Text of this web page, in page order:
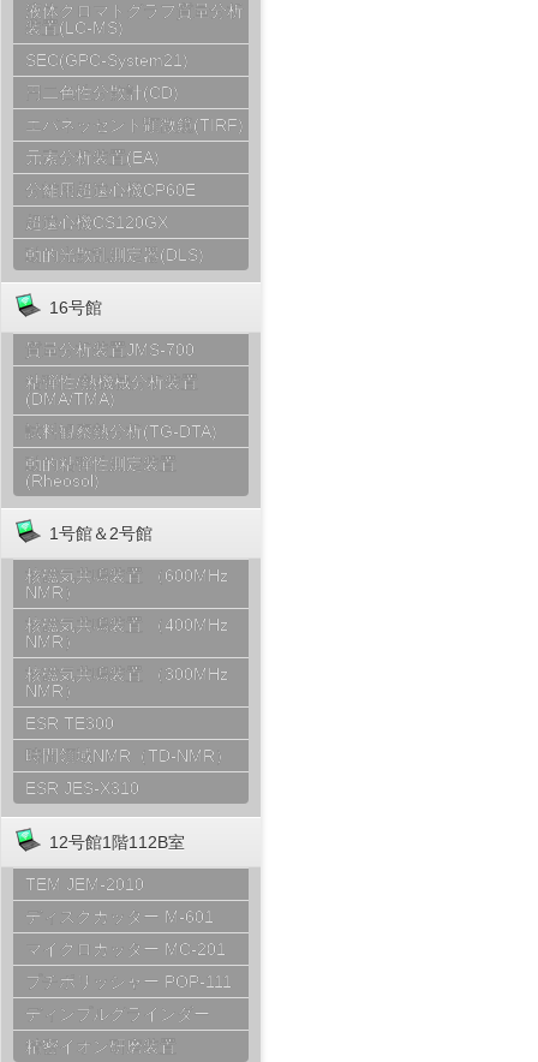
液体クロマトグラフ質量分析
装置(LC-MS)
SEC(GPC-System21)
円二色性分散計(CD)
エバネッセント顕微鏡(TIRF)
元素分析装置(EA)
分離用超遠心機CP60E
超遠心機CS120GX
動的光散乱測定器(DLS)
16号館
質量分析装置JMS-700
粘弾性/熱機械分析装置
(DMA/TMA)
試料観察熱分析(TG-DTA)
動的粘弾性測定装置
(Rheosol)
1号館＆2号館
核磁気共鳴装置 （600MHz
NMR）
核磁気共鳴装置 （400MHz
NMR）
核磁気共鳴装置 （300MHz
NMR）
ESR TE300
時間領域NMR（TD-NMR）
ESR JES-X310
12号館1階112B室
TEM JEM-2010
ディスクカッター M-601
マイクロカッター MC-201
プチポリッシャー POP-111
ディンプルグラインダー
精密イオン研磨装置